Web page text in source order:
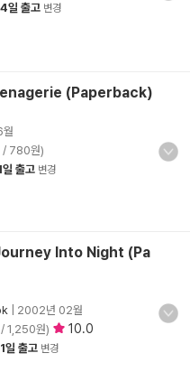
일 출고 변경
(Paperback)
/ 780원)
출고 변경
Into Night (Pa
2002년 02월
1,250원) 10.0
일 출고 변경